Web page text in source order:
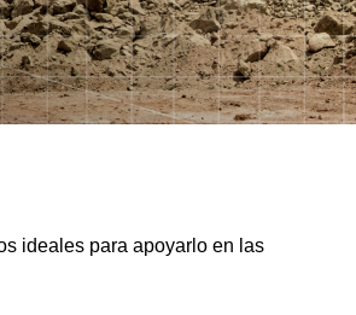
ideales para apoyarlo en las